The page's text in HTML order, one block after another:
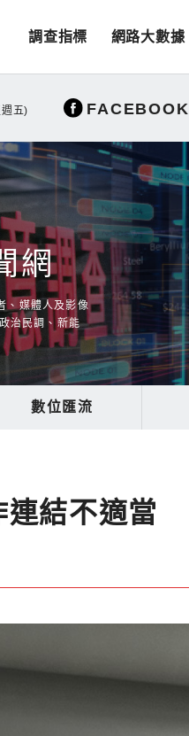
調查指標 網路大數據
五) FACEBOOK
網
、媒體人及影像
治民調、新能
數位匯流
結不適當